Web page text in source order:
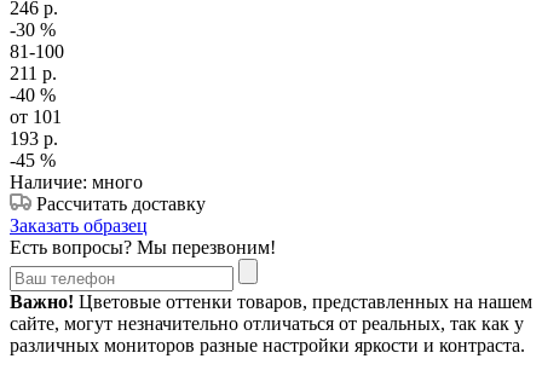
246 р.
-30 %
81-100
211 р.
-40 %
от 101
193 р.
-45 %
Наличие: много
Рассчитать доставку
Заказать образец
Есть вопросы? Мы перезвоним!
Важно! Цветовые оттенки товаров, представленных на нашем
сайте, могут незначительно отличаться от реальных, так как у
различных мониторов разные настройки яркости и контраста.